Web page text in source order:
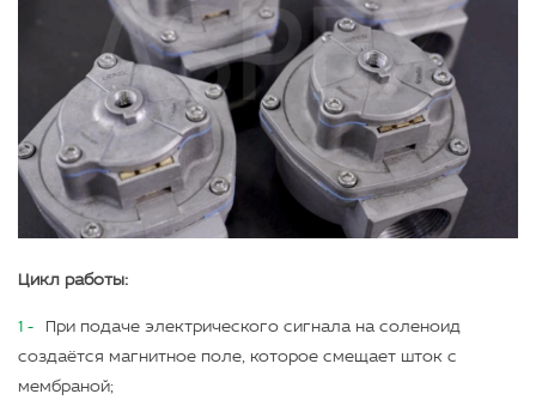
Цикл работы:
При подаче электрического сигнала на соленоид
создаётся магнитное поле, которое смещает шток с
мембраной;